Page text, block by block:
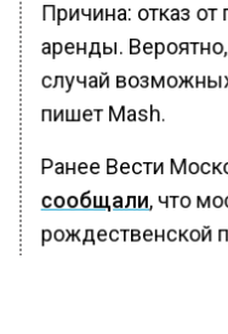
Причина: отказ
аренды.
случай
пишет Mash.
Ранее Вести
сообщали, что
рождественской